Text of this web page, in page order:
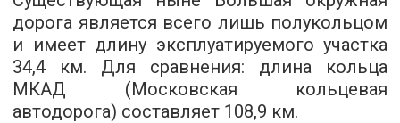
дорога является всего лишь полукольцом
и имеет длину эксплуатируемого участка
34,4 км. Для сравнения: длина кольца
МКАД (Московская кольцевая
автодорога) составляет 108,9 км.